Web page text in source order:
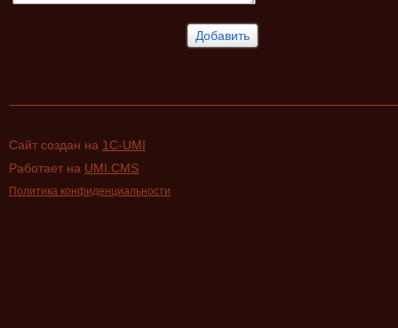
Сайт создан на 1C-UMI
Работает на UMI.CMS
Политика конфиденциальности